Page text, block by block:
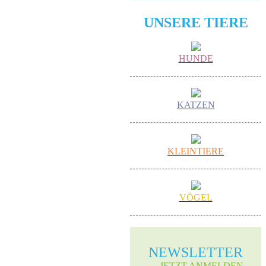
UNSERE TIERE
HUNDE
KATZEN
KLEINTIERE
VÖGEL
NEWS­LETTER